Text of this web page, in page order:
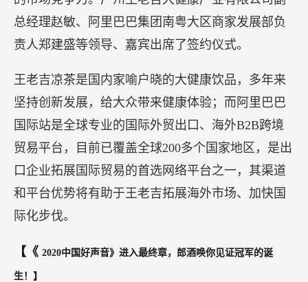
【王老吉入驻阿里巴巴国际站】
日前，中国等15个成员国的区域全面经济伙伴关系
协定（RCEP）终于正式签署，全球最大自贸区正式
诞生。这意味着，尽管全球化趋势出现阶段性回
潮，但仍然作为不变的大趋势，正加速形成制度更
完善、跨境贸易更自由、产业链供应链更现代化的
“新全球化”。
11月17日，王老吉与阿里巴巴国际站签署合作协
议，标志着王老吉正式入驻全球最大的B2B跨境电
商平台。双方将就跨境平台的多元营销模式和相关